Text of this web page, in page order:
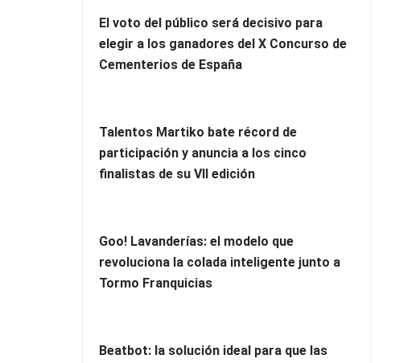
El voto del público será decisivo para
elegir a los ganadores del X Concurso de
Cementerios de España
Talentos Martiko bate récord de
participación y anuncia a los cinco
finalistas de su VII edición
Goo! Lavanderías: el modelo que
revoluciona la colada inteligente junto a
Tormo Franquicias
Beatbot: la solución ideal para que las